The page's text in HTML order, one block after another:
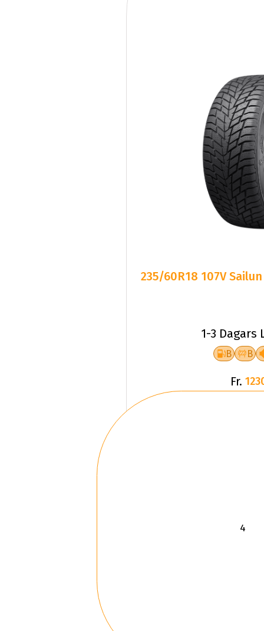
235/60R18 107V Sailun
1-3 Dagars
B B
Fr.